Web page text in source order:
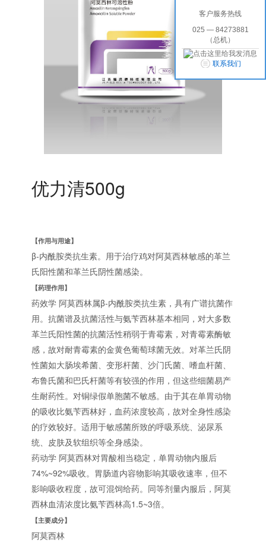
优力清500g
【作用与用途】
β-内酰胺类抗生素。用于治疗鸡对阿莫西林敏感的革兰
氏阳性菌和革兰氏阴性菌感染。
【药理作用】
药效学 阿莫西林属β-内酰胺类抗生素，具有广谱抗菌作
用。抗菌谱及抗菌活性与氨苄西林基本相同，对大多数
革兰氏阳性菌的抗菌活性稍弱于青霉素，对青霉素酶敏
感，故对耐青霉素的金黄色葡萄球菌无效。对革兰氏阴
性菌如大肠埃希菌、变形杆菌、沙门氏菌、嗜血杆菌、
布鲁氏菌和巴氏杆菌等有较强的作用，但这些细菌易产
生耐药性。对铜绿假单胞菌不敏感。由于其在单胃动物
的吸收比氨苄西林好，血药浓度较高，故对全身性感染
的疗效较好。适用于敏感菌所致的呼吸系统、泌尿系
统、皮肤及软组织等全身感染。
药动学 阿莫西林对胃酸相当稳定，单胃动物内服后
74%~92%吸收。胃肠道内容物影响其吸收速率，但不
影响吸收程度，故可混饲给药。同等剂量内服后，阿莫
西林血清浓度比氨苄西林高1.5~3倍。
【主要成分】
阿莫西林
客户服务热线
025 — 84273881
（总机）
联系我们